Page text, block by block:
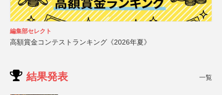
編集部セレクト
高額賞金コンテストランキング《2026年夏》
結果発表 一覧